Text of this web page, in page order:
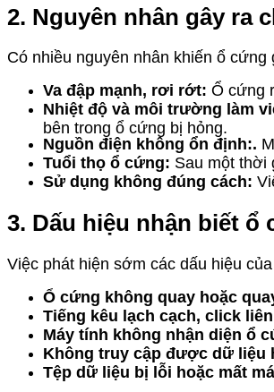
2. Nguyên nhân gây ra
Có nhiều nguyên nhân khiến ổ
Va đập mạnh, rơi rớt: Ổ cứng
Nhiệt độ và môi trường làm
bên trong ổ cứng bị hỏng.
Nguồn điện không ổn định:.
Tuổi thọ ổ cứng: Sau một thời
Sử dụng không đúng cách:
3. Dấu hiệu nhận biết ổ
Việc phát hiện sớm các dấu hiệu
Ổ cứng không quay hoặc
Tiếng kêu lạch cạch, click
Máy tính không nhận diện ổ
Không truy cập được dữ liệu
Tệp dữ liệu bị lỗi hoặc mất